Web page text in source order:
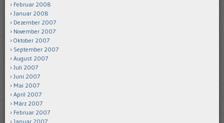
Februar 2008
Januar 2008
Dezember 2007
November 2007
Oktober 2007
September 2007
August 2007
Juli 2007
Juni 2007
Mai 2007
April 2007
März 2007
Februar 2007
Januar 2007